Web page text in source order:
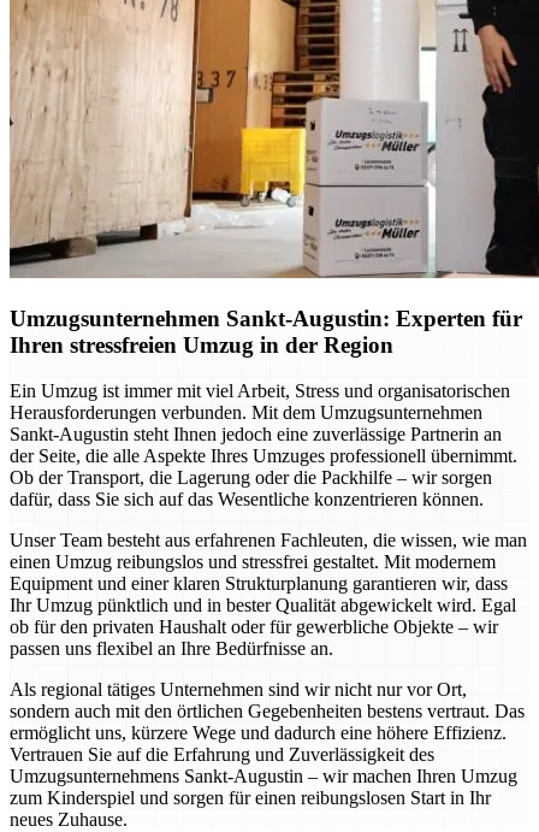
Umzugsunternehmen Sankt-Augustin: Experten für
Ihren stressfreien Umzug in der Region
Ein Umzug ist immer mit viel Arbeit, Stress und organisatorischen
Herausforderungen verbunden. Mit dem Umzugsunternehmen
Sankt-Augustin steht Ihnen jedoch eine zuverlässige Partnerin an
der Seite, die alle Aspekte Ihres Umzuges professionell übernimmt.
Ob der Transport, die Lagerung oder die Packhilfe – wir sorgen
dafür, dass Sie sich auf das Wesentliche konzentrieren können.
Unser Team besteht aus erfahrenen Fachleuten, die wissen, wie man
einen Umzug reibungslos und stressfrei gestaltet. Mit modernem
Equipment und einer klaren Strukturplanung garantieren wir, dass
Ihr Umzug pünktlich und in bester Qualität abgewickelt wird. Egal
ob für den privaten Haushalt oder für gewerbliche Objekte – wir
passen uns flexibel an Ihre Bedürfnisse an.
Als regional tätiges Unternehmen sind wir nicht nur vor Ort,
sondern auch mit den örtlichen Gegebenheiten bestens vertraut. Das
ermöglicht uns, kürzere Wege und dadurch eine höhere Effizienz.
Vertrauen Sie auf die Erfahrung und Zuverlässigkeit des
Umzugsunternehmens Sankt-Augustin – wir machen Ihren Umzug
zum Kinderspiel und sorgen für einen reibungslosen Start in Ihr
neues Zuhause.